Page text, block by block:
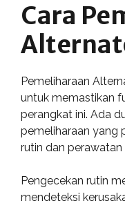
Cara
Pemeliharaan
untuk memastikan
perangkat ini. Ada
pemeliharaan yang
rutin dan perawatan
Pengecekan rutin
mendeteksi